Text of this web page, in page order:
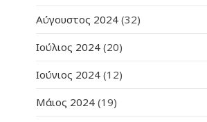
Αύγουστος 2024 (32)
Ιούλιος 2024 (20)
Ιούνιος 2024 (12)
Μάιος 2024 (19)